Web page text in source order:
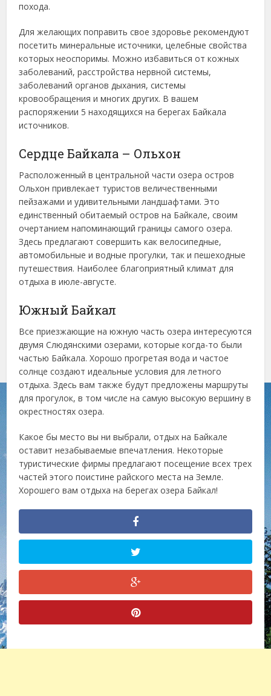
похода.
Для желающих поправить свое здоровье рекомендуют
посетить минеральные источники, целебные свойства
которых неоспоримы. Можно избавиться от кожных
заболеваний, расстройства нервной системы,
заболеваний органов дыхания, системы
кровообращения и многих других. В вашем
распоряжении 5 находящихся на берегах Байкала
источников.
Сердце Байкала – Ольхон
Расположенный в центральной части озера остров
Ольхон привлекает туристов величественными
пейзажами и удивительными ландшафтами. Это
единственный обитаемый остров на Байкале, своим
очертанием напоминающий границы самого озера.
Здесь предлагают совершить как велосипедные,
автомобильные и водные прогулки, так и пешеходные
путешествия. Наиболее благоприятный климат для
отдыха в июле-августе.
Южный Байкал
Все приезжающие на южную часть озера интересуются
двумя Слюдянскими озерами, которые когда-то были
частью Байкала. Хорошо прогретая вода и частое
солнце создают идеальные условия для летного
отдыха. Здесь вам также будут предложены маршруты
для прогулок, в том числе на самую высокую вершину в
окрестностях озера.
Какое бы место вы ни выбрали, отдых на Байкале
оставит незабываемые впечатления. Некоторые
туристические фирмы предлагают посещение всех трех
частей этого поистине райского места на Земле.
Хорошего вам отдыха на берегах озера Байкал!